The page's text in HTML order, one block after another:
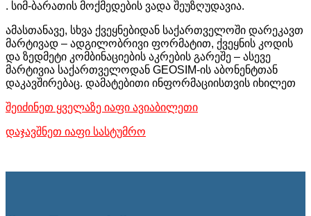
. სიმ-ბარათის მოქმედების ვადა შეუზღუდავია.
ამასთანავე, სხვა ქვეყნებიდან საქართველოში დარეკავთ
მარტივად – ადგილობრივი ფორმატით, ქვეყნის კოდის
და ზედმეტი კომბინაციების აკრების გარეშე – ასევე
მარტივია საქართველოდან GEOSIM-ის აბონენტთან
დაკავშირებაც. დამატებითი ინფორმაციისთვის იხილეთ
შეიძინეთ ყველაზე იაფი ავიაბილეთი
დაჯავშნეთ იაფი სასტუმრო